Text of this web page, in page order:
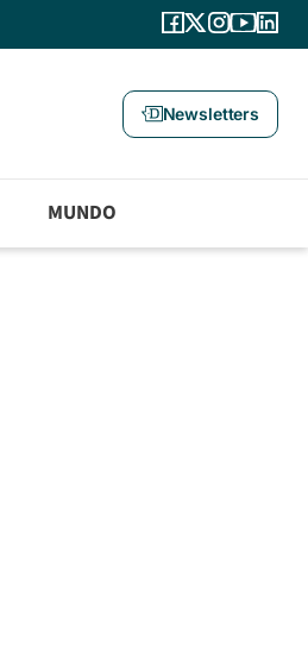
Newsletters
MUNDO